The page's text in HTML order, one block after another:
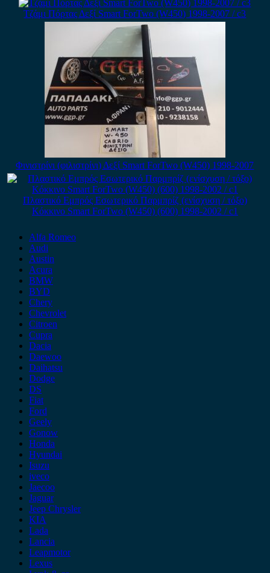
Τζάμι Πόρτας Δεξί Smart ForTwo (W450) 1998-2007 / c3
Φινιστρίνι (φιλιστρίνι) Δεξί Smart ForTwo (W450) 1998-2007
Πλαστικό Εμπρός Εσωτερικό Παρμπρίζ (ενίσχυση / τόξο)
Κόκκινο Smart ForTwo (W450) (600) 1998-2002 / c1
Alfa Romeo
Audi
Austin
Acura
BMW
BYD
Chery
Chevrolet
Citroen
Cupra
Dacia
Daewoo
Daihatsu
Dodge
DS
Fiat
Ford
Geely
Gonow
Honda
Hyundai
Isuzu
iveco
Jaecoo
Jaguar
Jeep Chrysler
KIA
Lada
Lancia
Leapmotor
Lexus